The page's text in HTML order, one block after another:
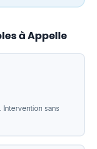
à Appelle
sans